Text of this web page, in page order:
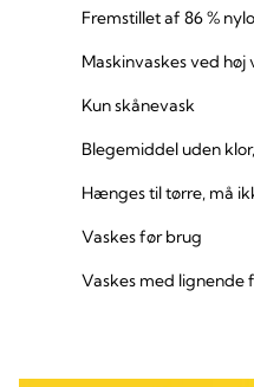
Fremstillet af 86 %
Maskinvaskes ved høj
Kun skånevask
Blegemiddel uden
Hænges til tørre, må
Vaskes før brug
Vaskes med lignende